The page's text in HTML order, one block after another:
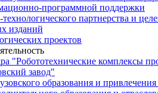
программной поддержки
партнерства и
изданий
проектов
"Робототехнические комплексы
завод"
образования и привлечения